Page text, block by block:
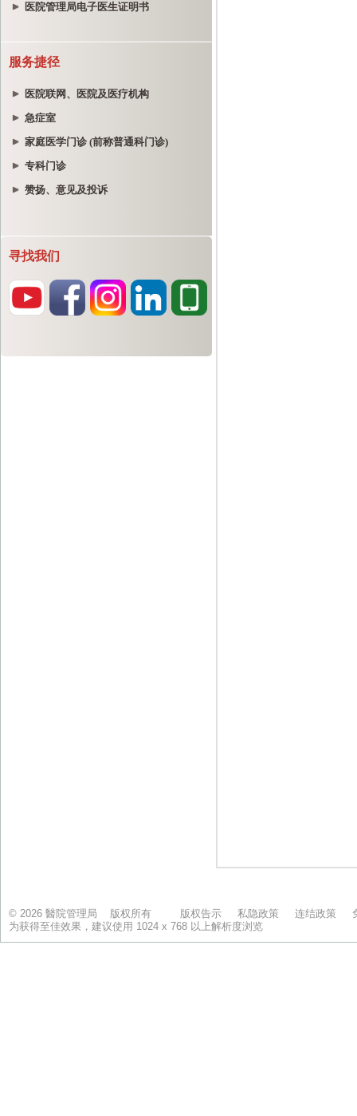
医院管理局电子医生证明书
服务捷径
医院联网、医院及医疗机构
急症室
家庭医学门诊 (前称普通科门诊)
专科门诊
赞扬、意见及投诉
寻找我们
© 2026 醫院管理局 版权所有 版权告示 私隐政策 连结政策
为获得至佳效果，建议使用 1024 x 768 以上解析度浏览